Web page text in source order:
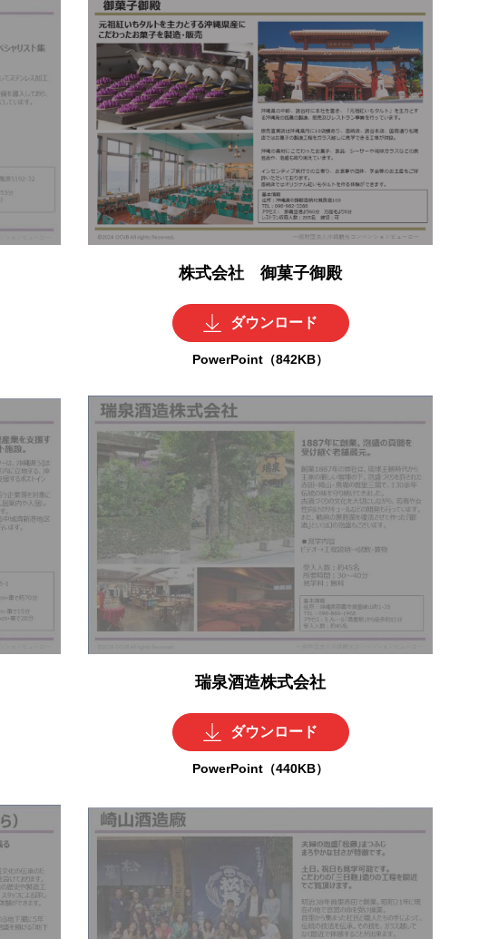
株式会社 御菓子御殿
ダウンロード
PowerPoint（842KB）
瑞泉酒造株式会社
ダウンロード
PowerPoint（440KB）